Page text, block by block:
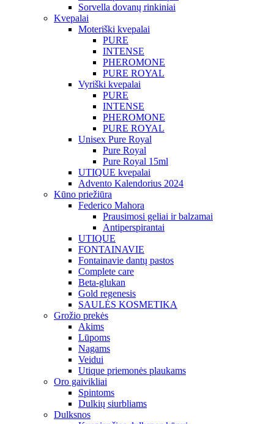
Sorvella dovanų rinkiniai
Kvepalai
Moteriški kvepalai
PURE
INTENSE
PHEROMONE
PURE ROYAL
Vyriški kvepalai
PURE
INTENSE
PHEROMONE
PURE ROYAL
Unisex Pure Royal
Pure Royal
Pure Royal 15ml
UTIQUE kvepalai
Advento Kalendorius 2024
Kūno priežiūra
Federico Mahora
Prausimosi geliai ir balzamai
Antiperspirantai
UTIQUE
FONTAINAVIE
Fontainavie dantų pastos
Complete care
Beta-glukan
Gold regenesis
SAULĖS KOSMETIKA
Grožio prekės
Akims
Lūpoms
Nagams
Veidui
Utique priemonės plaukams
Oro gaivikliai
Spintoms
Dulkių siurbliams
Dulksnos